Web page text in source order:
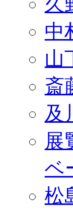
中
山
斎
及
展
ベ
松